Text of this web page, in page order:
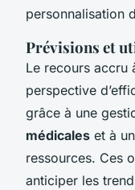
personnalisation
Prévisions et
Le recours accru
perspective
grâce à une
médicales et à
ressources. Ces
anticiper les